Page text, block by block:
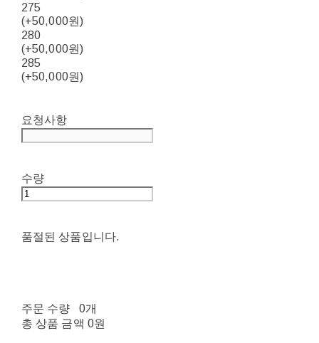
275
(+50,000원)
280
(+50,000원)
285
(+50,000원)
요청사항
수량
품절된 상품입니다.
주문 수량
0개
총 상품 금액 0원